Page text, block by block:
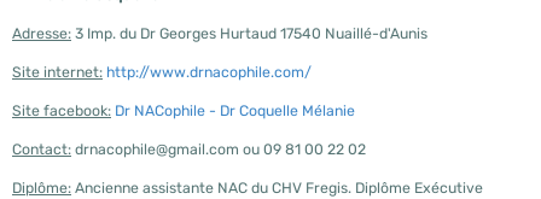
Adresse: 3 Imp. du Dr Georges Hurtaud 17540 Nuaillé-d'Aunis
Site internet: http://www.drnacophile.com/
Site facebook: Dr NACophile - Dr Coquelle Mélanie
Contact: drnacophile@gmail.com ou 09 81 00 22 02
Diplôme: Ancienne assistante NAC du CHV Fregis. Diplôme Exécutive